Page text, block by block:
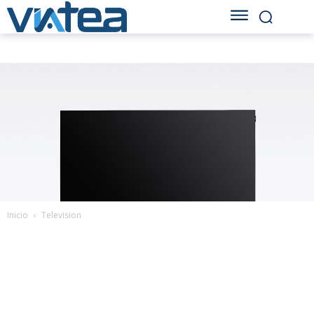
Inicio Television